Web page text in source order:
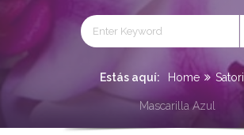
Estás aquí: Home Satori
Mascarilla Azul